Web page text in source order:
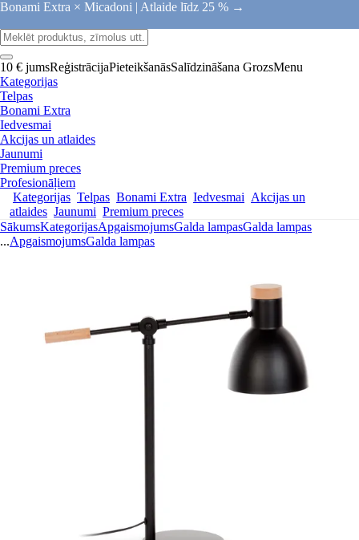
Bonami Extra × Micadoni | Atlaide līdz 25 % →
10 € jumsReģistrācijaPieteikšanāsSalīdzināšana GrozsMenu
Kategorijas
Telpas
Bonami Extra
Iedvesmai
Akcijas un atlaides
Jaunumi
Premium preces
Profesionāļiem
Kategorijas Telpas Bonami Extra Iedvesmai Akcijas un
atlaides Jaunumi Premium preces
SākumsKategorijasApgaismojumsGalda lampasGalda lampas
...ApgaismojumsGalda lampas